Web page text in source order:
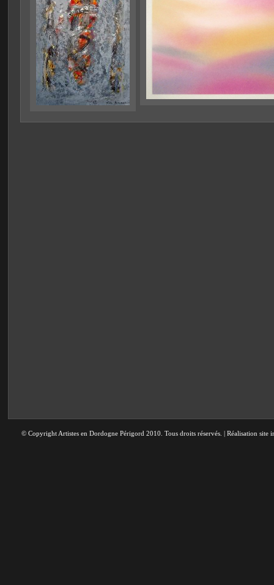
© Copyright Artistes en Dordogne Périgord 2010. Tous droits réservés. | Réalisation site